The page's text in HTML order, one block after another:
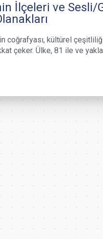
İlçeleri ve Sesli/
coğrafyası, kültürel
çeker. Ülke, 81 ile ve